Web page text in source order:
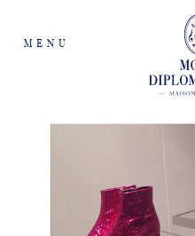
MENU